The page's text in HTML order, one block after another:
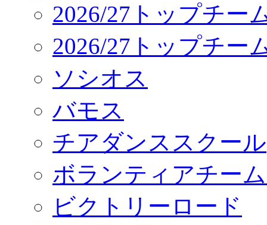
2026/27トップチー
2026/27トップチー
ソシオス
バモス
チアダンススクール
ボランティアチー
ビクトリーロード